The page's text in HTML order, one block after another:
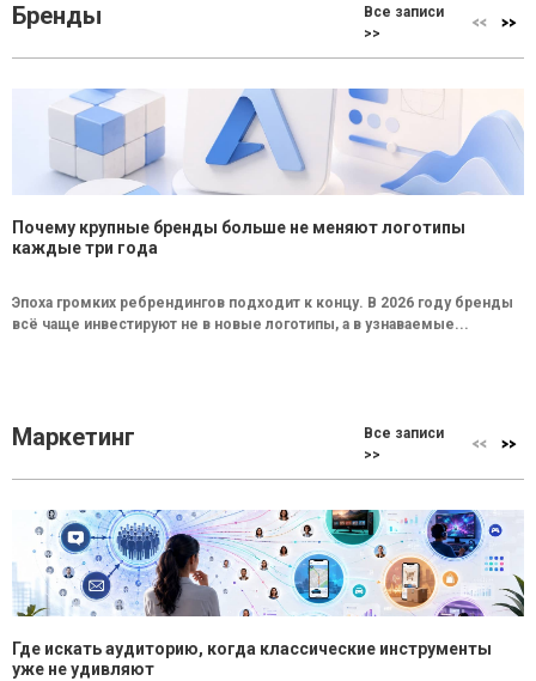
Бренды
Все записи
>>
Почему крупные бренды больше не меняют логотипы
каждые три года
Эпоха громких ребрендингов подходит к концу. В 2026 году бренды
всё чаще инвестируют не в новые логотипы, а в узнаваемые...
Маркетинг
Все записи
>>
Где искать аудиторию, когда классические инструменты
уже не удивляют